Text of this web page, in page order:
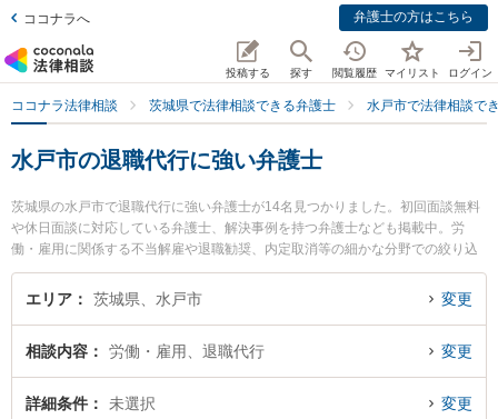
ココナラへ 弁護士の方はこちら
投稿する 探す 閲覧履歴 マイリスト ログイン
ココナラ法律相談 茨城県で法律相談できる弁護士 水戸市で法律相談で
水戸市の退職代行に強い弁護士
茨城県の水戸市で退職代行に強い弁護士が14名見つかりました。初回面談無料
や休日面談に対応している弁護士、解決事例を持つ弁護士なども掲載中。労
働・雇用に関係する不当解雇や退職勧奨、内定取消等の細かな分野での絞り込
み検索もでき便利です。特にベリーベスト法律事務所 水戸オフィスの出縄 絢弁
護士やベリーベスト法律事務所 水戸オフィスの内海 清秀弁護士、みとみらい法
ぐに弁護士に相談したい』『退職代行のトラブル解決の実績豊富な近くの弁護
士を検索したい』『初回相談無料で退職代行を法律相談できる水戸市内の弁護
士に相談予約したい』などでお困りの相談者さんにおすすめです。
エリア 茨城県、水戸市 変更
相談内容 労働・雇用、退職代行 変更
詳細条件 未選択 変更